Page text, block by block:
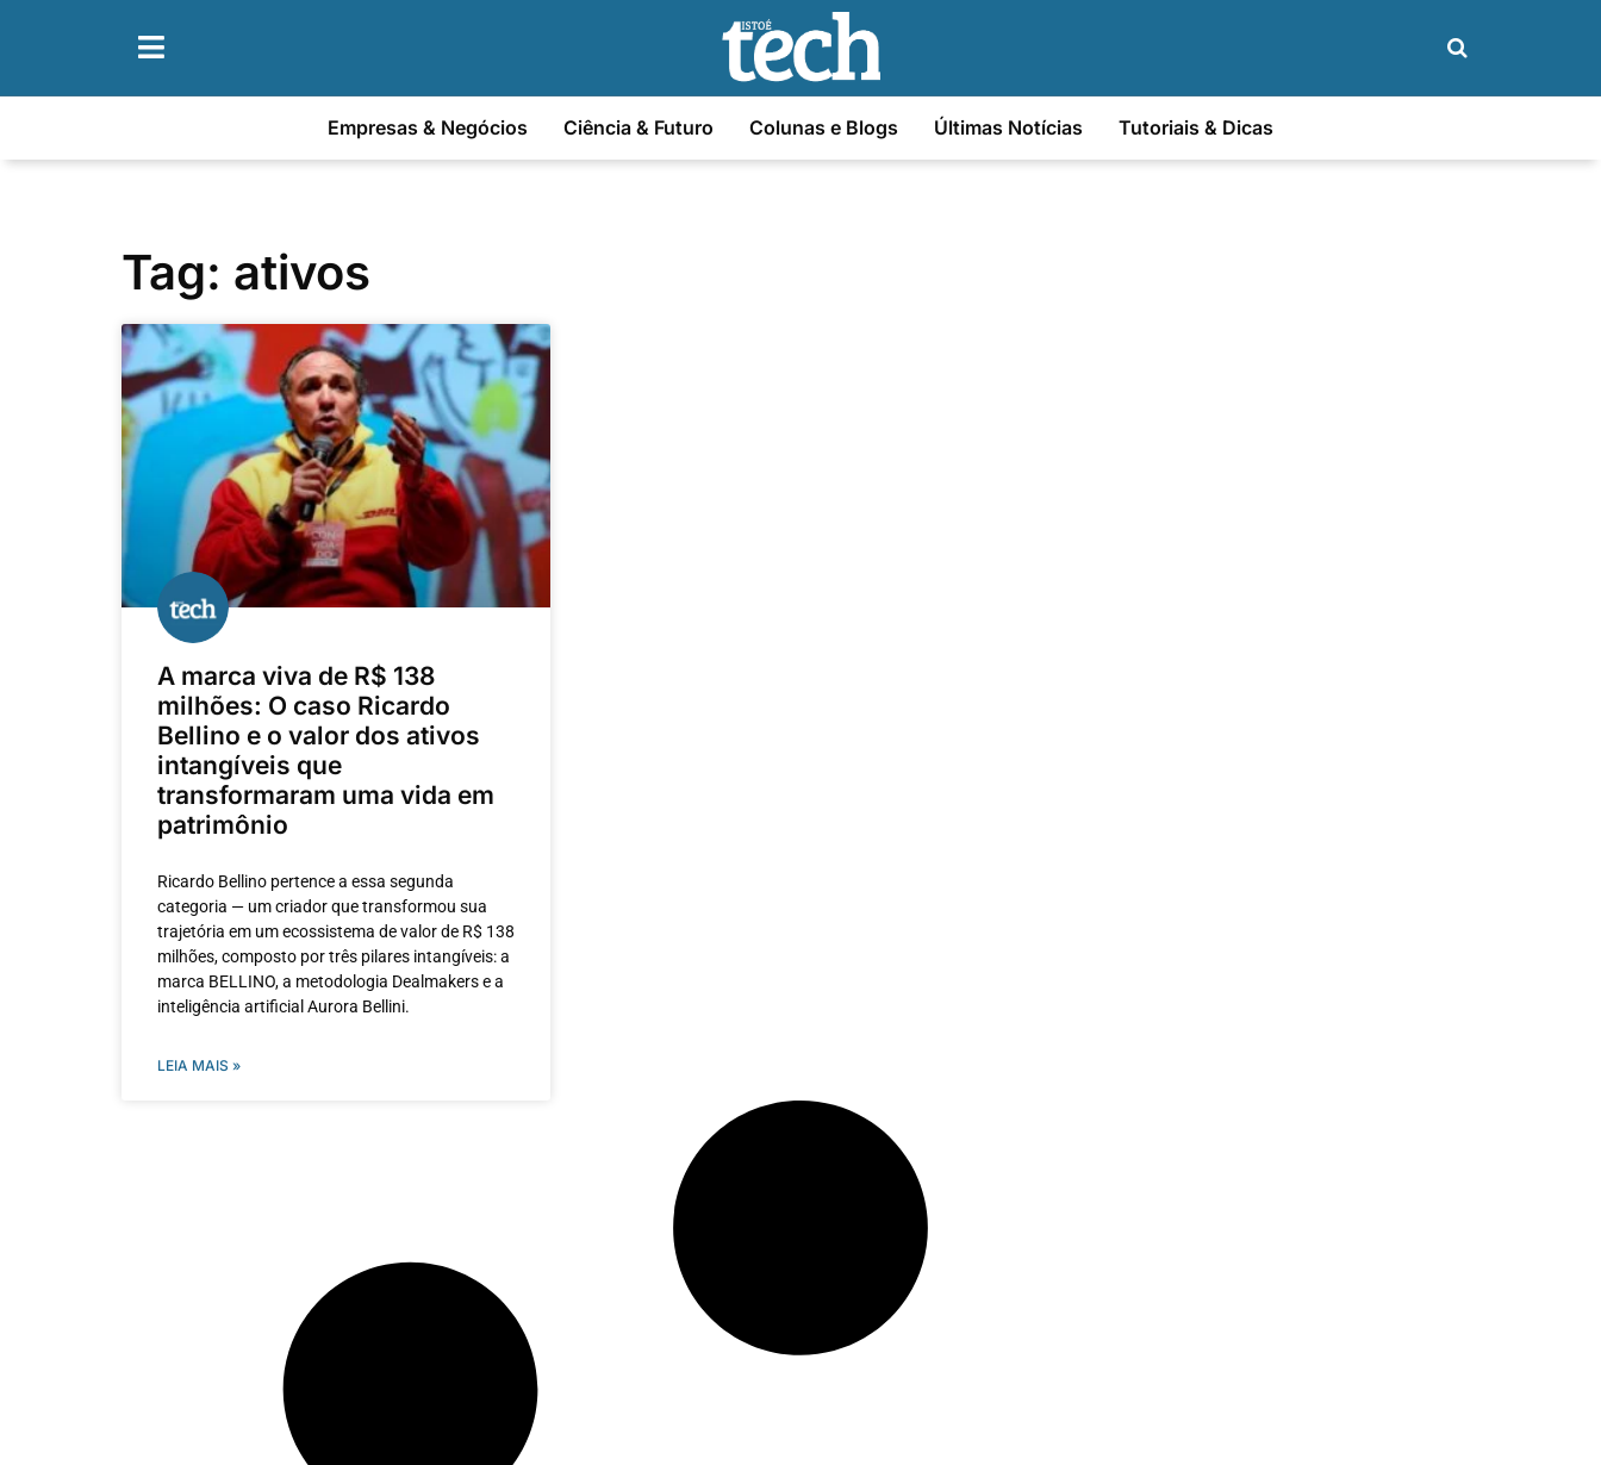
Empresas & Negócios Ciência & Futuro Colunas e Blogs Últimas Notícias Tutoriais & Dicas
Tag: ativos
A marca viva de R$ 138
milhões: O caso Ricardo
Bellino e o valor dos ativos
intangíveis que
transformaram uma vida em
patrimônio
Ricardo Bellino pertence a essa segunda
categoria — um criador que transformou sua
trajetória em um ecossistema de valor de R$ 138
milhões, composto por três pilares intangíveis: a
marca BELLINO, a metodologia Dealmakers e a
inteligência artificial Aurora Bellini.
LEIA MAIS »